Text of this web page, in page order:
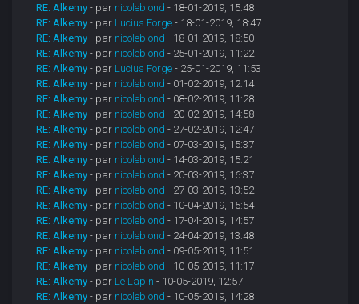
RE: Alkemy - par nicoleblond - 18-01-2019, 15:48
RE: Alkemy - par Lucius Forge - 18-01-2019, 18:47
RE: Alkemy - par nicoleblond - 18-01-2019, 18:50
RE: Alkemy - par nicoleblond - 25-01-2019, 11:22
RE: Alkemy - par Lucius Forge - 25-01-2019, 11:53
RE: Alkemy - par nicoleblond - 01-02-2019, 12:14
RE: Alkemy - par nicoleblond - 08-02-2019, 11:28
RE: Alkemy - par nicoleblond - 20-02-2019, 14:58
RE: Alkemy - par nicoleblond - 27-02-2019, 12:47
RE: Alkemy - par nicoleblond - 07-03-2019, 15:37
RE: Alkemy - par nicoleblond - 14-03-2019, 15:21
RE: Alkemy - par nicoleblond - 20-03-2019, 16:37
RE: Alkemy - par nicoleblond - 27-03-2019, 13:52
RE: Alkemy - par nicoleblond - 10-04-2019, 15:54
RE: Alkemy - par nicoleblond - 17-04-2019, 14:57
RE: Alkemy - par nicoleblond - 24-04-2019, 13:48
RE: Alkemy - par nicoleblond - 09-05-2019, 11:51
RE: Alkemy - par nicoleblond - 10-05-2019, 11:17
RE: Alkemy - par Le Lapin - 10-05-2019, 12:57
RE: Alkemy - par nicoleblond - 10-05-2019, 14:28